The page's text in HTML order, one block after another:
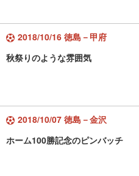
2018/10/16 徳島－甲府
秋祭りのような雰囲気
2018/10/07 徳島－金沢
ホーム100勝記念のピンバッチ